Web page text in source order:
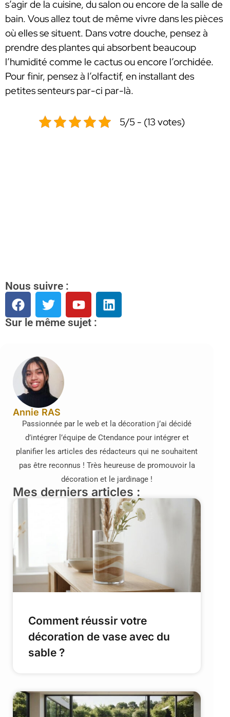
s’agir de la cuisine, du salon ou encore de la salle de
bain. Vous allez tout de même vivre dans les pièces
où elles se situent. Dans votre douche, pensez à
prendre des plantes qui absorbent beaucoup
l’humidité comme le cactus ou encore l’orchidée.
Pour finir, pensez à l’olfactif, en installant des
petites senteurs par-ci par-là.
5/5 - (13 votes)
Nous suivre :
Sur le même sujet :
Annie RAS
Passionnée par le web et la décoration j’ai décidé
d’intégrer l’équipe de Ctendance pour intégrer et
planifier les articles des rédacteurs qui ne souhaitent
pas être reconnus ! Très heureuse de promouvoir la
décoration et le jardinage !
Mes derniers articles :
Comment réussir votre
décoration de vase avec du
sable ?